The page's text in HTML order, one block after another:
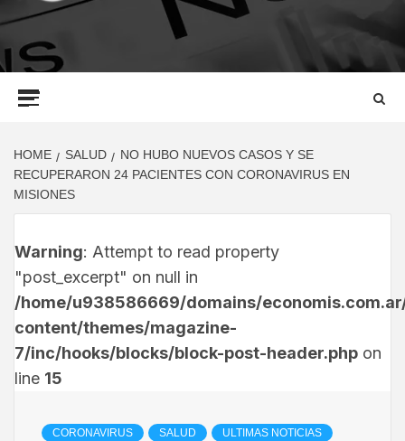
ECONOMIS
INFORMACIÓN PARA TOMAR DECISIONES
HOME SALUD
NO HUBO NUEVOS CASOS Y SE
RECUPERARON 24 PACIENTES CON CORONAVIRUS EN
MISIONES
Warning: Attempt to read property
"post_excerpt" on null in
/home/u938586669/domains/
content/themes/magazine-
7/inc/hooks/blocks/block-post-header.php on
line 15
CORONAVIRUS SALUD ULTIMAS NOTICIAS